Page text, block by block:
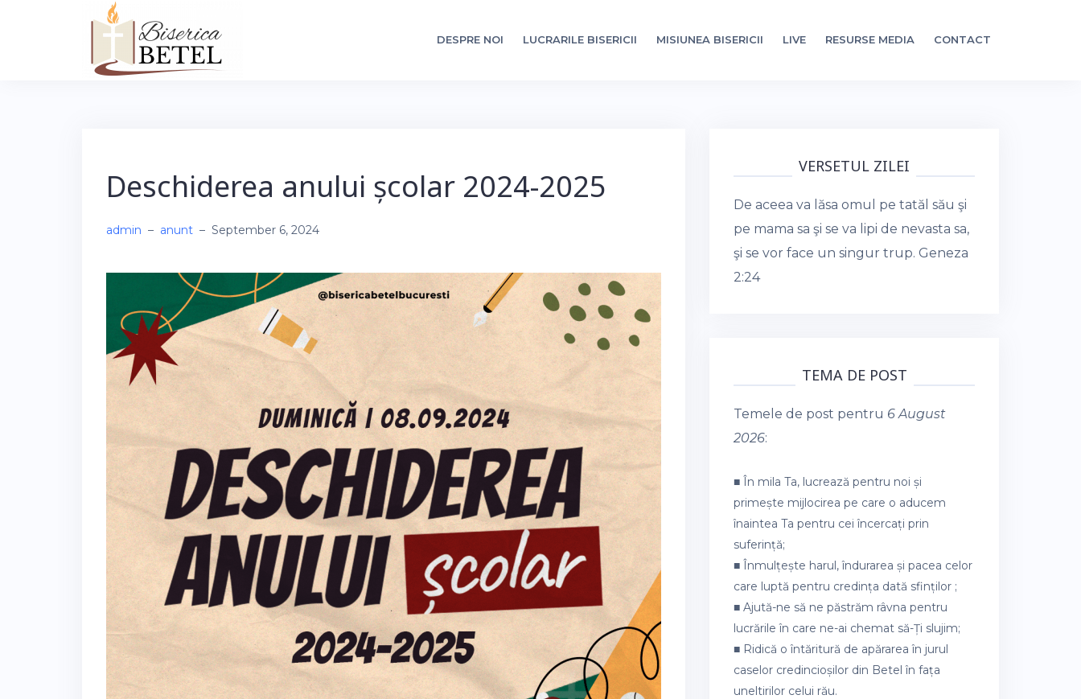
DESPRE NOI LUCRARILE BISERICII MISIUNEA BISERICII LIVE RESURSE MEDIA CONTACT
Deschiderea anului școlar 2024-2025
admin – anunt – September 6, 2024
VERSETUL ZILEI
De aceea va lăsa omul pe tatăl său şi
pe mama sa şi se va lipi de nevasta sa,
şi se vor face un singur trup. Geneza
2:24
TEMA DE POST
Temele de post pentru 6 August
2026:
■ În mila Ta, lucrează pentru noi și
primește mijlocirea pe care o aducem
înaintea Ta pentru cei încercați prin
suferință;
■ Înmulțește harul, îndurarea și pacea celor
care luptă pentru credința dată sfinților ;
■ Ajută-ne să ne păstrăm râvna pentru
lucrările în care ne-ai chemat să-Ți slujim;
■ Ridică o întăritură de apărarea în jurul
caselor credincioșilor din Betel în fața
uneltirilor celui rău.